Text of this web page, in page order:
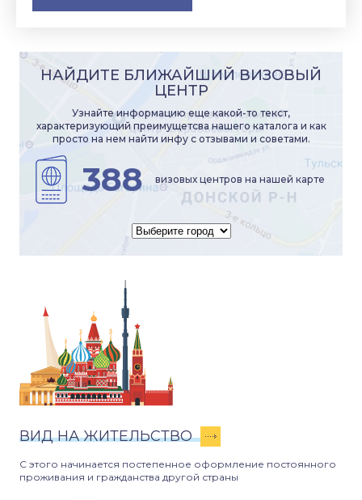
НАЙДИТЕ БЛИЖАЙШИЙ ВИЗОВЫЙ
ЦЕНТР
Узнайте информацию еще какой-то текст,
характеризующий преимущетсва нашего каталога и как
просто на нем найти инфу с отзывами и советами.
388 визовых центров на нашей карте
ВИД НА ЖИТЕЛЬСТВО
С этого начинается постепенное оформление постоянного
проживания и гражданства другой страны